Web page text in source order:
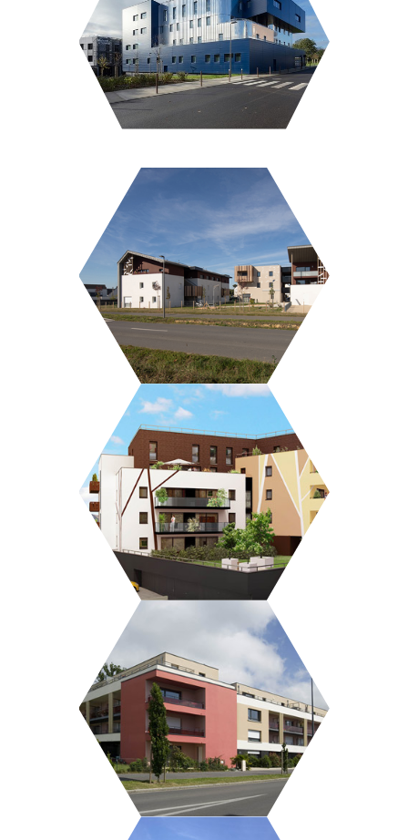
LE BÉRYL
LE STAMEN
CASTILLA
L’ALHAMBRA